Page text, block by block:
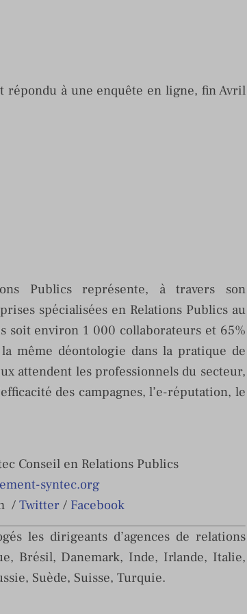
répondu à une enquête en ligne, fin Avril
Publics représente, à travers son
spécialisées en Relations Publics au
soit environ 1 000 collaborateurs et 65%
même déontologie dans la pratique de
attendent les professionnels du secteur,
des campagnes, l’e-réputation, le
Conseil en Relations Publics
syntec.org
/ Twitter / Facebook
les dirigeants d’agences de relations
Brésil, Danemark, Inde, Irlande, Italie,
Suède, Suisse, Turquie.